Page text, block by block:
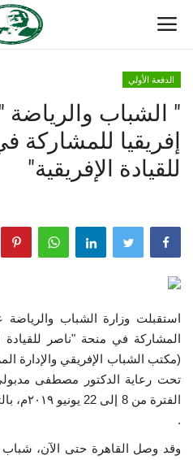
الصفحة الرئيسية
مدرسة الطليعة الوطنية
منتدى ناصر الدولي
مصر
فريق العمل
إرث جمال عبدالناصر
الدفعة الأولي
" الشباب
إفريقيا للمشاركة
للقيادة الإفريقية"
استقبلت وزارة الشباب
المشاركة في منحة "ناصر للقيادة
(مكتب الشباب الإفريقي والإدارة
تحت رعاية الدكتور مصطفى
الفترة
.
وقد وصل القاهرة حتى الآن،